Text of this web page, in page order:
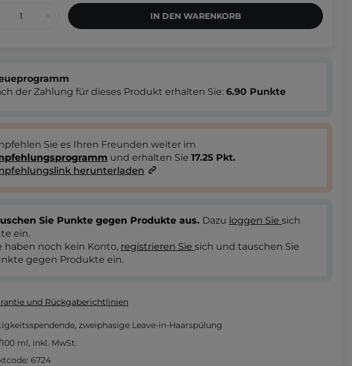
IN DEN WARENKORB
der Zahlung für dieses Produkt erhalten Sie: 6.90 Punkte
Sie es Ihren Freunden weiter im
und erhalten Sie 17.25 Pkt.
herunterladen
Sie Punkte gegen Produkte aus. Dazu loggen Sie sich
ein.
haben noch kein Konto, registrieren Sie sich und tauschen Sie
gegen Produkte ein.
und Rückgaberichtlinien
zweiphasige Leave-in-Haarspülung
100 ml, inkl. MwSt.
6724